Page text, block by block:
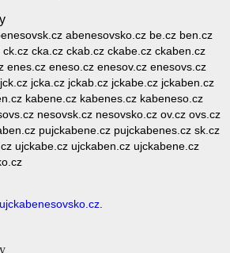
abenesovsko.cz be.cz ben.cz
cka.cz ckab.cz ckabe.cz ckaben.cz
enes.cz eneso.cz enesov.cz enesovs.cz
jcka.cz jckab.cz jckabe.cz jckaben.cz
kabene.cz kabenes.cz kabeneso.cz
nesovsk.cz nesovsko.cz ov.cz ovs.cz
pujckabene.cz pujckabenes.cz sk.cz
ujckabe.cz ujckaben.cz ujckabene.cz